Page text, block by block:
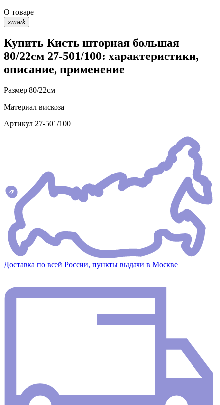
О товаре
xmark
Купить Кисть шторная большая
80/22см 27-501/100: характеристики,
описание, применение
Размер 80/22см
Материал вискоза
Артикул 27-501/100
Доставка по всей России, пункты выдачи в Москве